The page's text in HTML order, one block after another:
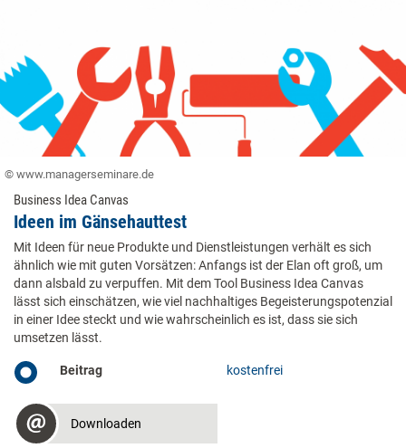
© www.managerseminare.de
Business Idea Canvas
Ideen im ­Gänsehauttest
Mit Ideen für neue Produkte und Dienstleistungen verhält es sich
ähnlich wie mit guten Vorsätzen: Anfangs ist der Elan oft groß, um
dann alsbald zu verpuffen. Mit dem Tool Business Idea Canvas
lässt sich einschätzen, wie viel nachhaltiges Begeisterungspotenzial
in einer Idee steckt und wie wahrscheinlich es ist, dass sie sich
umsetzen lässt.
Beitrag kostenfrei
Downloaden